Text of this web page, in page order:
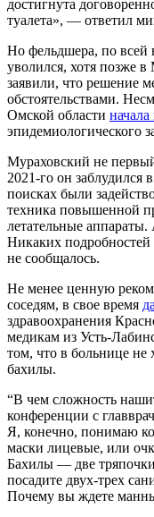
достигнута
туалета», — ответил
Но фельдшера, по всей
уволился, хотя позже
заявили, что решение
обстоятельствами.
Омской области
эпидемиологического
Мураховский не
2021-го он заблудился
поисках были
техника повышенной
летательные
Никаких подробностей
не сообщалось.
Не менее ценную
соседям, в свое время
здравоохранения
медикам из Усть-
том, что в больнице не
бахилы.
“В чем сложность
конференции с
Я, конечно, понимаю
маски лицевые, или
Бахилы — две
посадите двух-трех
Почему вы ждете